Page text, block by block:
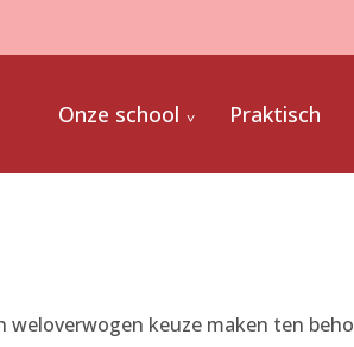
Onze school Praktisch
keuze maken ten